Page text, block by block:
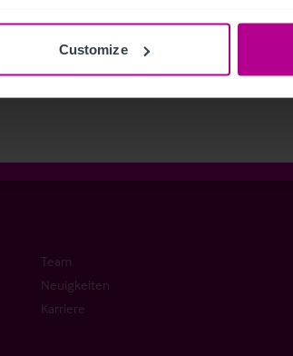
Customize
Beratung
Bewertung
Team
Neuigkeiten
Karriere